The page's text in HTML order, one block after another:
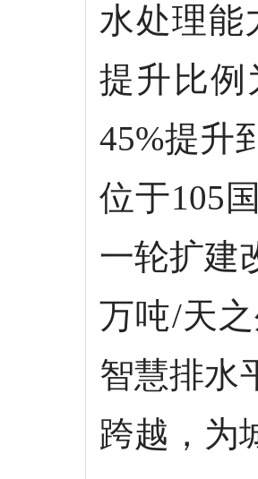
水处理能
提升比例
45%提升
位于105
一轮扩建
万吨/天
智慧排水
跨越，为